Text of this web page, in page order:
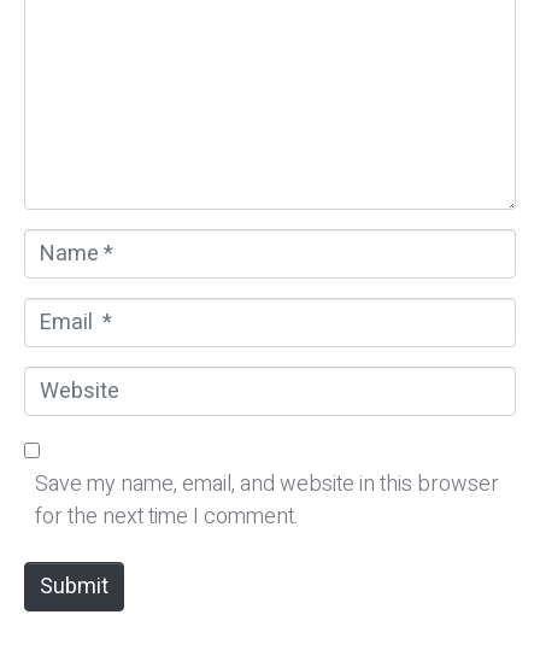
a
m
e
*
m
a
i
l
W
e
b
Save my name, email, and website in this browser
for the next time I comment.
Submit